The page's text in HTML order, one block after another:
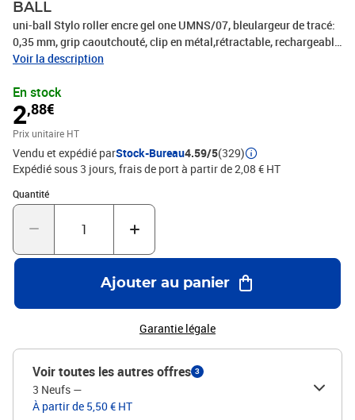
BALL
uni-ball Stylo roller encre gel one UMNS/07, bleulargeur de tracé:
0,35 mm, grip caoutchouté, clip en métal,rétractable, rechargeable,
corps en plastique blanc, couleurdu tracé sur l'anneau, pointe en
Voir la description
En stock
2,88€
Prix unitaire HT
Vendu et expédié parStock-Bureau4.59/5(329)
Expédié sous 3 jours, frais de port à partir de 2,08 € HT
Quantité
Quantité : 1
Ajouter au panier
Garantie légale
Voir toutes les autres offres 3
3 Neufs —
À partir de 5,50 € HT